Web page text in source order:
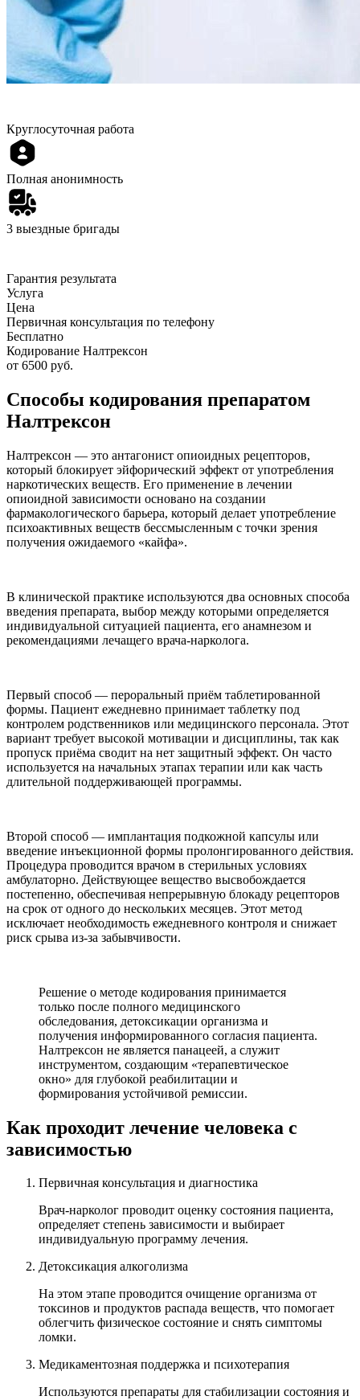
Круглосуточная работа
Полная анонимность
3 выездные бригады
Гарантия результата
Услуга
Цена
Первичная консультация по телефону
Бесплатно
Кодирование Налтрексон
от 6500 руб.
Способы кодирования препаратом
Налтрексон
Налтрексон — это антагонист опиоидных рецепторов,
который блокирует эйфорический эффект от употребления
наркотических веществ. Его применение в лечении
опиоидной зависимости основано на создании
фармакологического барьера, который делает употребление
психоактивных веществ бессмысленным с точки зрения
получения ожидаемого «кайфа».
В клинической практике используются два основных способа
введения препарата, выбор между которыми определяется
индивидуальной ситуацией пациента, его анамнезом и
рекомендациями лечащего врача-нарколога.
Первый способ — пероральный приём таблетированной
формы. Пациент ежедневно принимает таблетку под
контролем родственников или медицинского персонала. Этот
вариант требует высокой мотивации и дисциплины, так как
пропуск приёма сводит на нет защитный эффект. Он часто
используется на начальных этапах терапии или как часть
длительной поддерживающей программы.
Второй способ — имплантация подкожной капсулы или
введение инъекционной формы пролонгированного действия.
Процедура проводится врачом в стерильных условиях
амбулаторно. Действующее вещество высвобождается
постепенно, обеспечивая непрерывную блокаду рецепторов
на срок от одного до нескольких месяцев. Этот метод
исключает необходимость ежедневного контроля и снижает
риск срыва из-за забывчивости.
Решение о методе кодирования принимается
только после полного медицинского
обследования, детоксикации организма и
получения информированного согласия пациента.
Налтрексон не является панацеей, а служит
инструментом, создающим «терапевтическое
окно» для глубокой реабилитации и
формирования устойчивой ремиссии.
Как проходит лечение человека с
зависимостью
Первичная консультация и диагностика
Врач-нарколог проводит оценку состояния пациента,
определяет степень зависимости и выбирает
индивидуальную программу лечения.
Детоксикация алкоголизма
На этом этапе проводится очищение организма от
токсинов и продуктов распада веществ, что помогает
облегчить физическое состояние и снять симптомы
ломки.
Медикаментозная поддержка и психотерапия
Используются препараты для стабилизации состояния и